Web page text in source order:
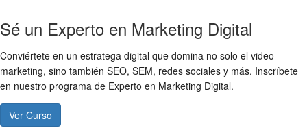
Sé un Experto en Marketing Digital
Conviértete en un estratega digital que domina no solo el video
marketing, sino también SEO, SEM, redes sociales y más. Inscríbete
en nuestro programa de Experto en Marketing Digital.
Ver Curso